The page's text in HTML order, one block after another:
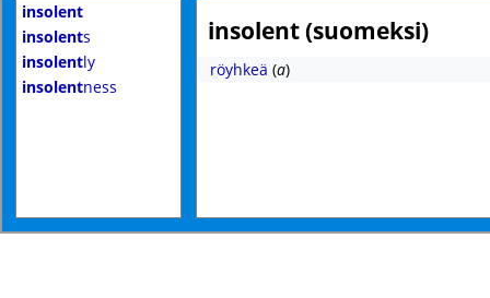
insolent
insolents
insolently
insolentness
insolent (suomeksi)
röyhkeä (a)